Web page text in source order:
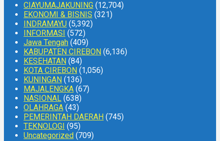
CIAYUMAJAKUNING (12,704)
EKONOMI & BISNIS (321)
INDRAMAYU (5,392)
INFORMASI (572)
Jawa Tengah (409)
KABUPATEN CIREBON (6,136)
KESEHATAN (84)
KOTA CIREBON (1,056)
KUNINGAN (136)
MAJALENGKA (67)
NASIONAL (638)
OLAHRAGA (43)
PEMERINTAH DAERAH (745)
TEKNOLOGI (95)
Uncategorized (709)